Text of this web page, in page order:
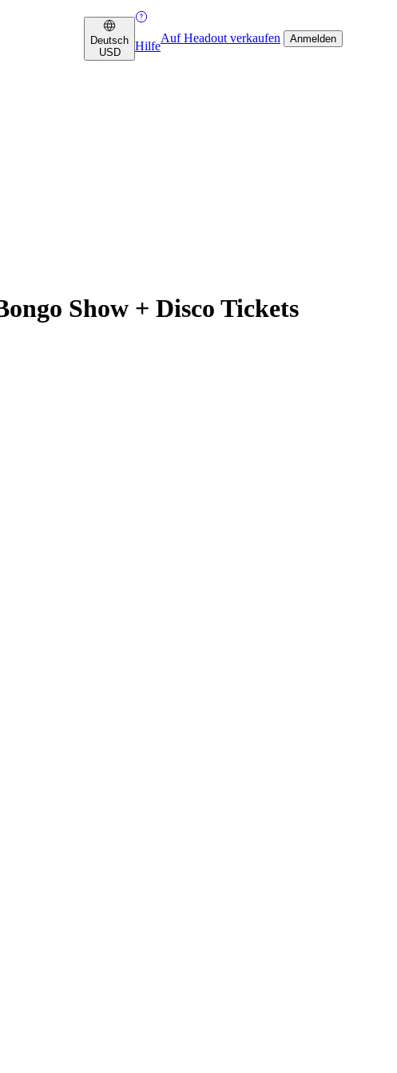
Deutsch
USD
Hilfe
Auf Headout verkaufen Anmelden
Show + Disco Tickets